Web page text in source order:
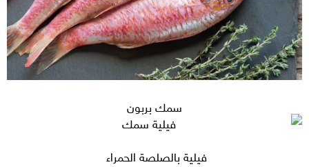
سمك بربون
فيلية بالصلصة الحمراء